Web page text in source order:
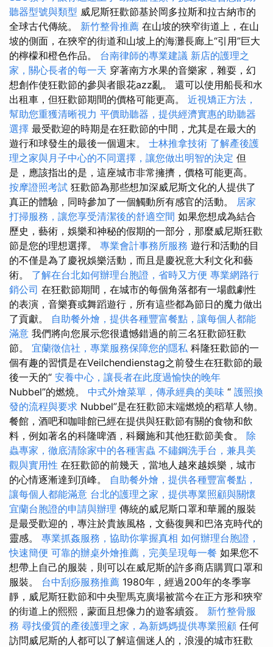
聽器型號與類型 威尼斯狂歡節基於岡多拉斯和拉古納市的
全球古代傳統。 新竹整骨推薦 在山坡的狹窄街道上，在山
坡的側面，在狹窄的街道和山坡上的海灘長廊上“引用”巨大
的檸檬和橙色作品。 台南律師的專業建議 新店的護理之
家，關心長者的每一天 穿著南方水果的音樂家，雜耍，幻
想創作使狂歡節的參與者眼花azz亂。 還可以使用船長和水
出租車，但狂歡節期間的價格可能更高。 近視矯正方法，
幫助您重獲清晰視力 平價助聽器，提供經濟實惠的助聽器
選擇 最受歡迎的時期是在狂歡節的中間，尤其是在最大的
遊行和球發生的最後一個週末。 士林推拿技術 了解產後護
理之家與月子中心的不同選擇，讓您做出明智的決定 但
是，應該指出的是，這座城市非常擁擠，價格可能更高。
按摩證照考試 狂歡節為那些想加深威尼斯文化的人提供了
真正的體驗，同時參加了一個觸動所有感官的活動。 居家
打掃服務，讓您享受清潔後的舒適空間 如果您想成為結合
歷史，藝術，娛樂和神秘的假期的一部分，那麼威尼斯狂歡
節是您的理想選擇。 專業會計事務所服務 遊行和活動的目
的不僅是為了慶祝娛樂活動，而且是慶祝意大利文化和藝
術。 了解在台北如何辦理台胞證，省時又方便 專業網路行
銷公司 在狂歡節期間，在城市的每個角落都有一場戲劇性
的表演，音樂賽或舞蹈遊行，所有這些都為節日的魔力做出
了貢獻。 自助餐外燴，提供各種豐富餐點，讓每個人都能
滿意 我們將向您展示您很遺憾錯過的前三名狂歡節狂歡
節。 宜蘭徵信社，專業服務保障您的隱私 科隆狂歡節的一
個有趣的習慣是在Veilchendienstag之前發生在狂歡節的最
後一天的“ 安養中心，讓長者在此度過愉快的晚年
Nubbel”的燃燒。 中式外燴菜單，傳承經典的美味 “ 護照換
發的流程與要求 Nubbel”是在狂歡節末端燃燒的稻草人物。
餐館，酒吧和咖啡館已經在提供與狂歡節有關的食物和飲
料，例如著名的科隆啤酒，科爾施和其他狂歡節美食。 除
蟲專家，徹底清除家中的各種害蟲 不鏽鋼洗手台，兼具美
觀與實用性 在狂歡節的前幾天，當地人越來越娛樂，城市
的心情逐漸達到頂峰。 自助餐外燴，提供各種豐富餐點，
讓每個人都能滿意 台北的護理之家，提供專業照顧與關懷
宜蘭台胞證的申請與辦理 傳統的威尼斯口罩和華麗的服裝
是最受歡迎的，專注於貴族風格，文藝復興和巴洛克時代的
靈感。 專業抓姦服務，協助你掌握真相 如何辦理台胞證，
快速簡便 可靠的辦桌外燴推薦，完美呈現每一餐 如果您不
想帶上自己的服裝，則可以在威尼斯的許多商店購買口罩和
服裝。 台中刮痧服務推薦 1980年，經過200年的冬季寧
靜，威尼斯狂歡節和中央聖馬克廣場被當今在正方形和狹窄
的街道上的熙熙，蒙面且想像力的遊客續簽。 新竹整骨服
務 尋找優質的產後護理之家，為新媽媽提供專業照顧 任何
訪問威尼斯的人都可以了解這個迷人的，浪漫的城市狂歡